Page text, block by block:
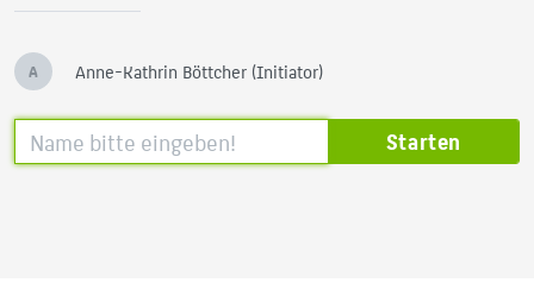
A Anne-Kathrin Böttcher (Initiator)
Starten